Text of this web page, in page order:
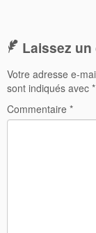
Laissez
Votre adresse e-
sont indiqués avec *
Commentaire *